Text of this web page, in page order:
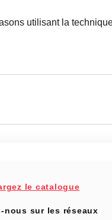
utilisant la
le catalogue
nous sur les réseaux